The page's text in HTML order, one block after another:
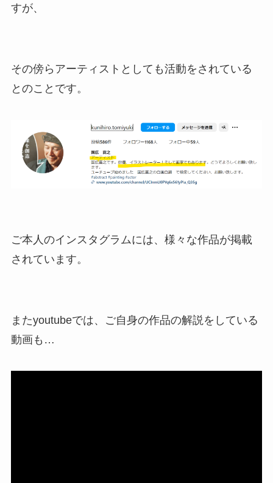
すが、
その傍らアーティストとしても活動をされている
とのことです。
ご本人のインスタグラムには、様々な作品が掲載
されています。
またyoutubeでは、ご自身の作品の解説をしている
動画も…